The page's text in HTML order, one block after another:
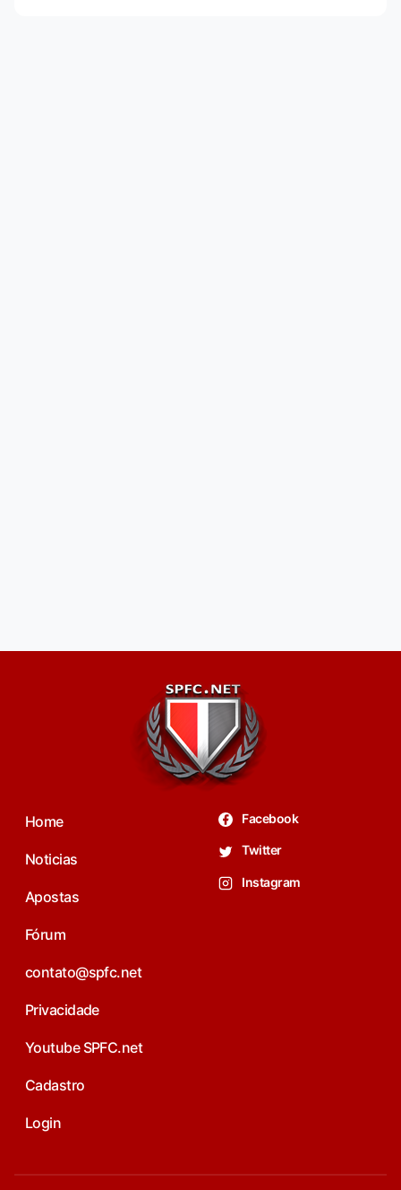
Home
Noticias
Apostas
Fórum
contato@spfc.net
Privacidade
Youtube SPFC.net
Cadastro
Login
Facebook
Twitter
Instagram